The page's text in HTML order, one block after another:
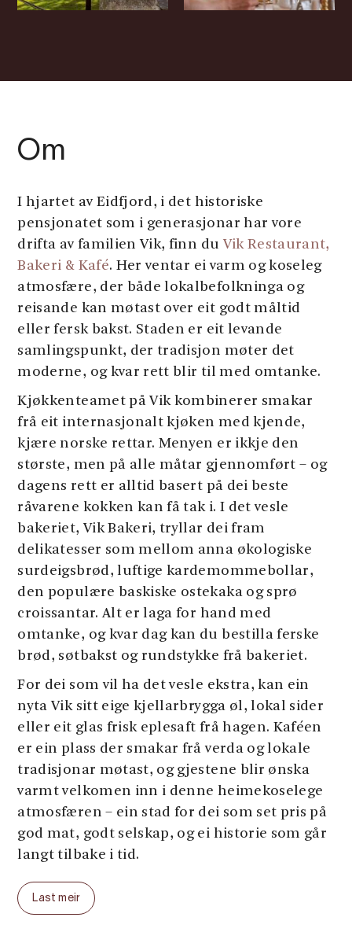
Om
I hjartet av Eidfjord, i det historiske
pensjonatet som i generasjonar har vore
drifta av familien Vik, finn du Vik Restaurant,
Bakeri & Kafé. Her ventar ei varm og koseleg
atmosfære, der både lokalbefolkninga og
reisande kan møtast over eit godt måltid
eller fersk bakst. Staden er eit levande
samlingspunkt, der tradisjon møter det
moderne, og kvar rett blir til med omtanke.
Kjøkkenteamet på Vik kombinerer smakar
frå eit internasjonalt kjøken med kjende,
kjære norske rettar. Menyen er ikkje den
største, men på alle måtar gjennomført – og
dagens rett er alltid basert på dei beste
råvarene kokken kan få tak i. I det vesle
bakeriet, Vik Bakeri, tryllar dei fram
delikatesser som mellom anna økologiske
surdeigsbrød, luftige kardemommebollar,
den populære baskiske ostekaka og sprø
croissantar. Alt er laga for hand med
omtanke, og kvar dag kan du bestilla ferske
brød, søtbakst og rundstykke frå bakeriet.
For dei som vil ha det vesle ekstra, kan ein
nyta Vik sitt eige kjellarbrygga øl, lokal sider
eller eit glas frisk eplesaft frå hagen. Kaféen
er ein plass der smakar frå verda og lokale
tradisjonar møtast, og gjestene blir ønska
varmt velkomen inn i denne heimekoselege
atmosfæren – ein stad for dei som set pris på
god mat, godt selskap, og ei historie som går
langt tilbake i tid.
Velkomen til Vik Restaurant, Bakeri & Kafé!
Last meir